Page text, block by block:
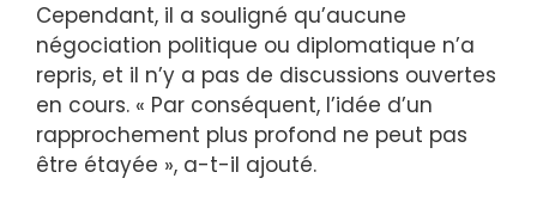
Cependant, il a souligné qu’aucune
négociation politique ou diplomatique n’a
repris, et il n’y a pas de discussions ouvertes
en cours. « Par conséquent, l’idée d’un
rapprochement plus profond ne peut pas
être étayée », a-t-il ajouté.